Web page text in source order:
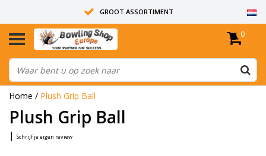
GROOT ASSORTIMENT
14 DAGEN RETOUR RECHT
ALLE BOWLINGBALLEN ZIJN ONGEBOORD
0
Home / Plush Grip Ball
Plush Grip Ball
| Schrijf je eigen review